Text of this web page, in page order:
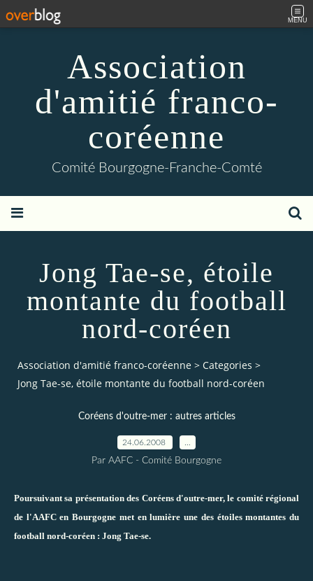
MENU
Association
d'amitié franco-
coréenne
Comité Bourgogne-Franche-Comté
Jong Tae-se, étoile
montante du football
nord-coréen
Association d'amitié franco-coréenne > Categories >
Jong Tae-se, étoile montante du football nord-coréen
Coréens d'outre-mer : autres articles
24.06.2008
Par AAFC - Comité Bourgogne
Poursuivant sa présentation des Coréens d'outre-mer, le comité régional
de l'AAFC en Bourgogne met en lumière une des étoiles montantes du
football nord-coréen : Jong Tae-se.